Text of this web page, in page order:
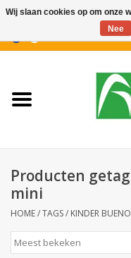
Nieuwigheden
Koffiekoekjes
Producten
mini
HOME/TAGS/ KINDER
Wij slaan cookies op om onze
Nee